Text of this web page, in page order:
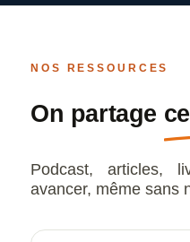
NOS RESSOURCES
On partage
Podcast, articles,
avancer, même sans